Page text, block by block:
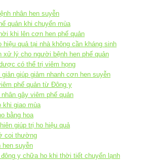
nhân hen suyễn
quản khi chuyển mùa
khi lên cơn hen phế quản
hiệu quả tại nhà không cần kháng sinh
xử lý cho người bệnh hen phế quản
có thể trị viêm họng
giúp giảm nhanh cơn hen suyễn
phế quản từ Đông y
gây viêm phế quản
khi giao mùa
bằng hoa
giúp trị ho hiệu quả
coi thường
hen suyễn
y chữa ho khi thời tiết chuyển lạnh